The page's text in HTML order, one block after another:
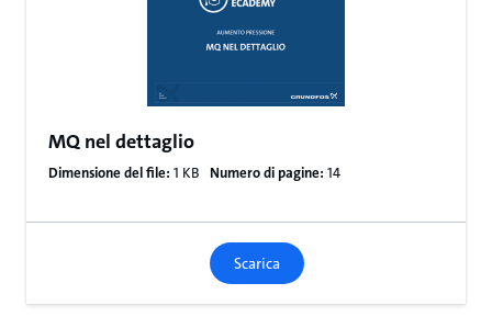
MQ nel dettaglio
Dimensione del file: 1 KB Numero di pagine: 14
Scarica